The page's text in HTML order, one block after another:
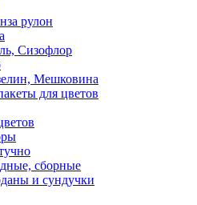
рулон
Сизофлор
Мешковина
для цветов
сборные
и сундучки